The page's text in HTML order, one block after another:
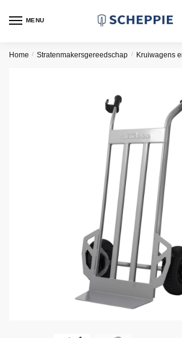
MENU
Home / Stratenmakersgereedschap / Kruiwagens